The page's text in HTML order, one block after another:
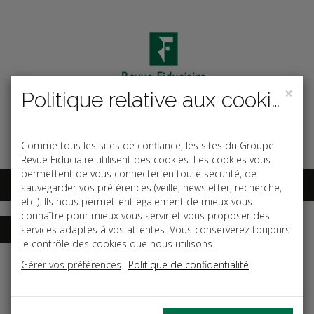
Code ouvrage OK
Espace abonnés
Accueil Guides Plan comptable annoté
×
Politique relative aux cookies
Comme tous les sites de confiance, les sites du Groupe
Revue Fiduciaire utilisent des cookies. Les cookies vous
permettent de vous connecter en toute sécurité, de
sauvegarder vos préférences (veille, newsletter, recherche,
etc.). Ils nous permettent également de mieux vous
connaître pour mieux vous servir et vous proposer des
services adaptés à vos attentes. Vous conserverez toujours
le contrôle des cookies que nous utilisons.
Gérer vos préférences
Politique de confidentialité